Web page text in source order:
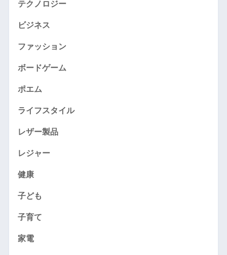
テクノロジー
ビジネス
ファッション
ボードゲーム
ポエム
ライフスタイル
レザー製品
レジャー
健康
子ども
子育て
家電